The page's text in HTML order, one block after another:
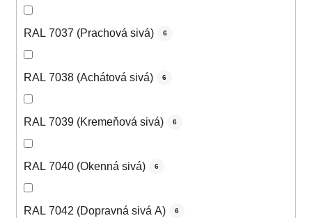
RAL 7037 (Prachová sivá) 6
RAL 7038 (Achátová sivá) 6
RAL 7039 (Kremeňová sivá) 6
RAL 7040 (Okenná sivá) 6
RAL 7042 (Dopravná sivá A) 6